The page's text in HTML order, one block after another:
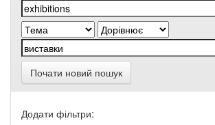
Почати новий пошук
Додати фільтри: